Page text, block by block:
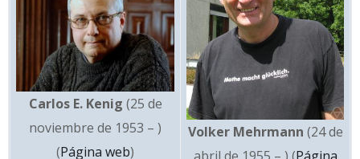
Carlos E. Kenig (25 de
noviembre de 1953 – )
(Página web)
Volker Mehrmann (24 de